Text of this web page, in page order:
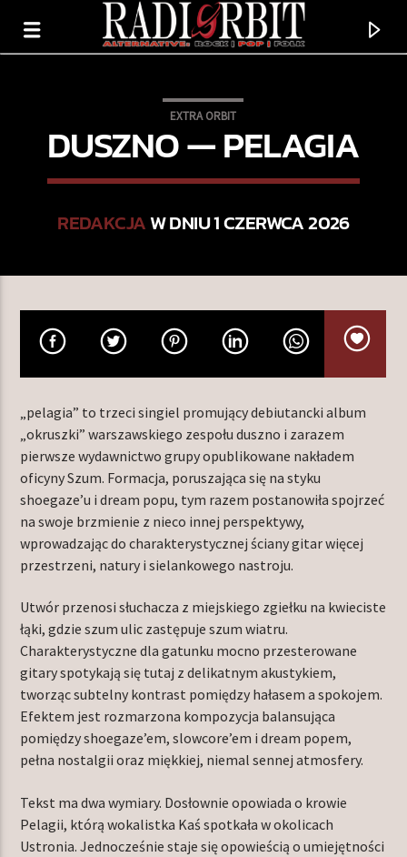
TERAZ GRAMY
NO-ONE
TERAZ W RAMÓWCE
LIGHT ORBIT
06:00 12:00
INDIE ORBIT
12:00 14:00
Radio Orbit
EXTRA ORBIT
DUSZNO — PELAGIA
REDAKCJAW DNIU 1 CZERWCA 2026
„pelagia” to trzeci singiel promujący debiutancki album
„okruszki” warszawskiego zespołu duszno i zarazem
pierwsze wydawnictwo grupy opublikowane nakładem
oficyny Szum. Formacja, poruszająca się na styku
shoegaze’u i dream popu, tym razem postanowiła spojrzeć
na swoje brzmienie z nieco innej perspektywy,
wprowadzając do charakterystycznej ściany gitar więcej
przestrzeni, natury i sielankowego nastroju.
Utwór przenosi słuchacza z miejskiego zgiełku na kwieciste
łąki, gdzie szum ulic zastępuje szum wiatru.
Charakterystyczne dla gatunku mocno przesterowane
gitary spotykają się tutaj z delikatnym akustykiem,
tworząc subtelny kontrast pomiędzy hałasem a spokojem.
Efektem jest rozmarzona kompozycja balansująca
pomiędzy shoegaze’em, slowcore’em i dream popem,
pełna nostalgii oraz miękkiej, niemal sennej atmosfery.
Tekst ma dwa wymiary. Dosłownie opowiada o krowie
Pelagii, którą wokalistka Kaś spotkała w okolicach
Ustronia. Jednocześnie staje się opowieścią o umiejętności